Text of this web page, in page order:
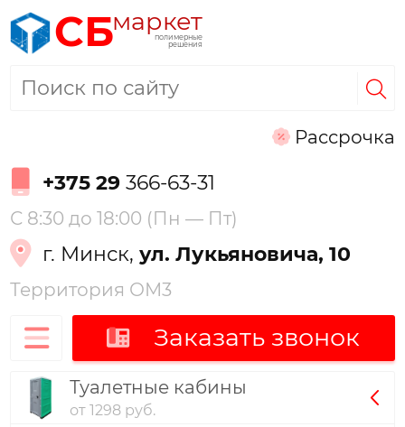
СБмаркет
полимерные
решения
Рассрочка
+375 29 366-63-31
С 8:30 до 18:00 (Пн — Пт)
г. Минск,ул. Лукьяновича, 10
Территория ОМ3
Заказать звонок
Туалетные кабины
от 1298 руб.